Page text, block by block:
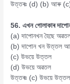
উত্তৰঃ (d) (b) আৰু
56. এখন গোলাকাৰ
(a) দাপোনখন হৈছে
(b) দাপোন খন উত্তল
(c) উভয়ে উত্তল
(d) উভয়ে অৱতল
উত্তৰঃ (c) উভয়ে উত্তল